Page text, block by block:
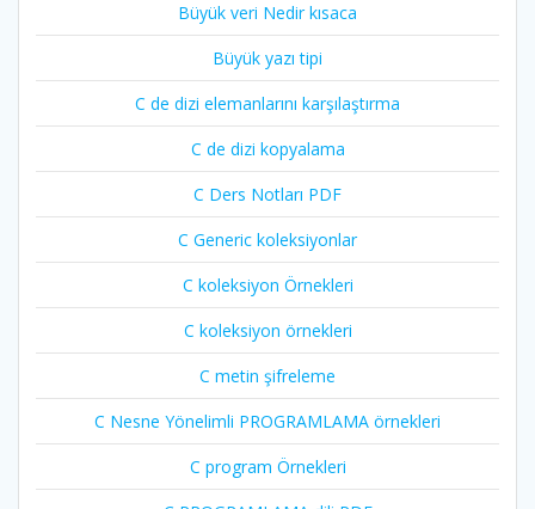
Büyük veri Nedir kısaca
Büyük yazı tipi
C de dizi elemanlarını karşılaştırma
C de dizi kopyalama
C Ders Notları PDF
C Generic koleksiyonlar
C koleksiyon Örnekleri
C koleksiyon örnekleri
C metin şifreleme
C Nesne Yönelimli PROGRAMLAMA örnekleri
C program Örnekleri